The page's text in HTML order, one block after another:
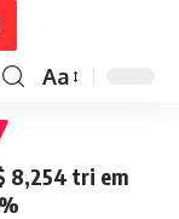
Aa
8,254 tri em